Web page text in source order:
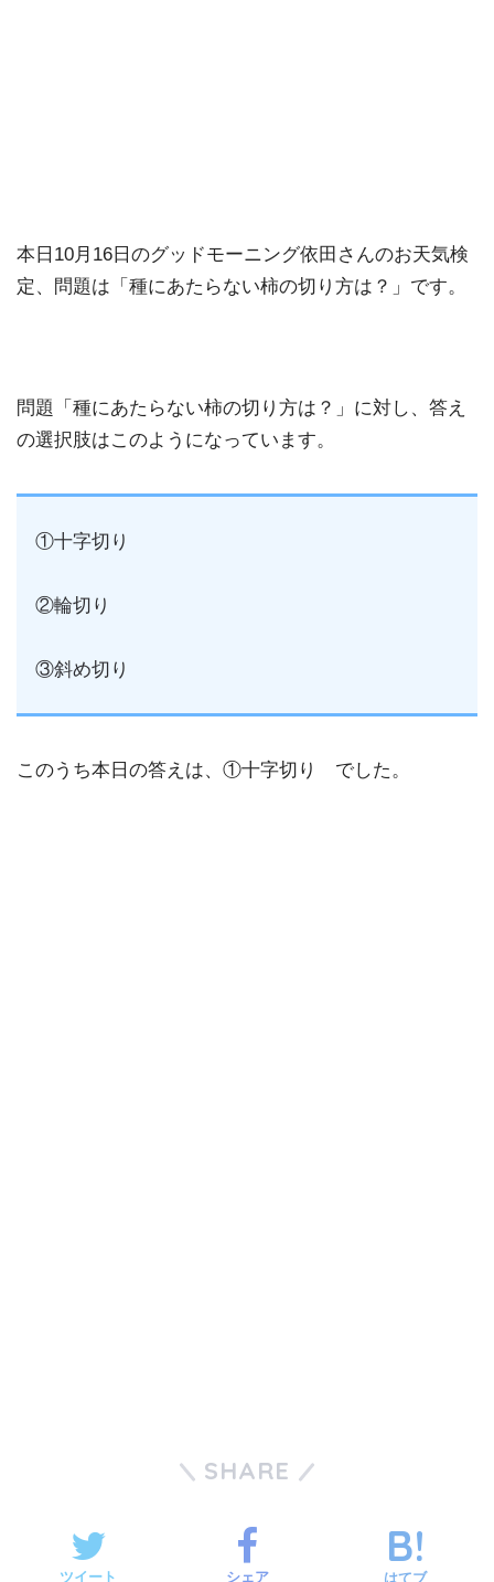
本日10月16日のグッドモーニング依田さんのお天気検
定、問題は「種にあたらない柿の切り方は？」です。
問題「種にあたらない柿の切り方は？」に対し、答え
の選択肢はこのようになっています。
①十字切り
②輪切り
③斜め切り
このうち本日の答えは、①十字切り でした。
SHARE
ツイート シェア はてブ